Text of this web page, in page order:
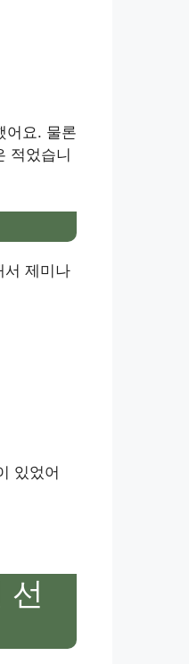
어요. 물론
적었습니
서 제미나
있었어
선